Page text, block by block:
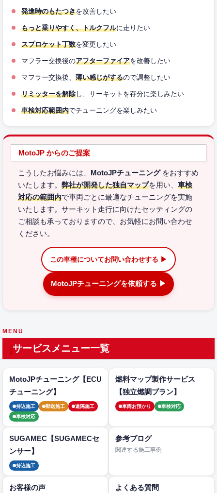
発進時のもたつきを改善したい
もっと乗りやすく、トルクフルに走りたい
スプロケット丁数を変更したい
マフラー交換後のアフターファイアを改善したい
マフラー交換後、 薄い感じがするので調整したい
リミッターを解除し、サーキットを存分に楽しみたい
車検対応範囲内でチューニングを楽しみたい
MotoJP からのご提案
こうしたお悩みには、 MotoJPチューニングをおすすめ
いたします。 弊社が開発した独自マップを用い、 車検
対応の範囲内で車両ごとに最適なチューニングを実施
いたします。サーキット走行に向けたセッティングの
ご相談も承っておりますので、お気軽にお問い合わせ
ください。
この車種についてお問い合わせする ▶
MotoJPチューニングを依頼する ▶
MENU
サービスメニュー一覧
MotoJPチューニング【ECU
チューニング】
持込施工 郵送施工
遠隔施工
車検対応
燃料マップ製作サービス
【独立燃調プラン】
車両お預かり 車検対応
SUGAMEC【SUGAMECセ
ンサー】
持込施工
参考ブログ
関連する施工事例
お客様の声 よくある質問